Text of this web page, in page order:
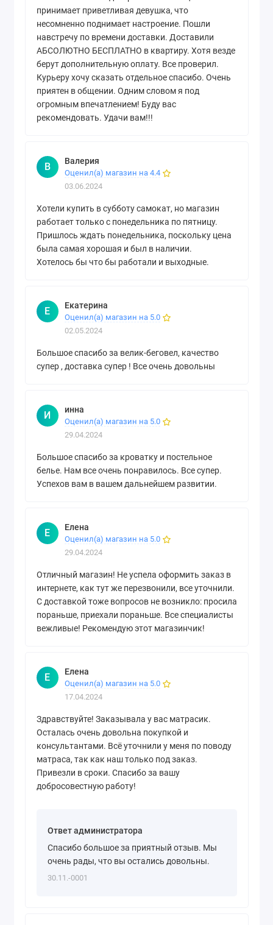
принимает приветливая девушка, что
несомненно поднимает настроение. Пошли
навстречу по времени доставки. Доставили
АБСОЛЮТНО БЕСПЛАТНО в квартиру. Хотя везде
берут дополнительную оплату. Все проверил.
Курьеру хочу сказать отдельное спасибо. Очень
приятен в общении. Одним словом я под
огромным впечатлением! Буду вас
рекомендовать. Удачи вам!!!
В Валерия
Оценил(а) магазин на 4.4
03.06.2024
Хотели купить в субботу самокат, но магазин
работает только с понедельника по пятницу.
Пришлось ждать понедельника, поскольку цена
была самая хорошая и был в наличии.
Хотелось бы что бы работали и выходные.
Е Екатерина
Оценил(а) магазин на 5.0
02.05.2024
Большое спасибо за велик-беговел, качество
супер , доставка супер ! Все очень довольны
И инна
Оценил(а) магазин на 5.0
29.04.2024
Большое спасибо за кроватку и постельное
белье. Нам все очень понравилось. Все супер.
Успехов вам в вашем дальнейшем развитии.
Е Елена
Оценил(а) магазин на 5.0
29.04.2024
Отличный магазин! Не успела оформить заказ в
интернете, как тут же перезвонили, все уточнили.
С доставкой тоже вопросов не возникло: просила
пораньше, приехали пораньше. Все специалисты
вежливые! Рекомендую этот магазинчик!
Е Елена
Оценил(а) магазин на 5.0
17.04.2024
Здравствуйте! Заказывала у вас матрасик.
Осталась очень довольна покупкой и
консультантами. Всё уточнили у меня по поводу
матраса, так как наш только под заказ.
Привезли в сроки. Спасибо за вашу
добросовестную работу!
Ответ администратора
Спасибо большое за приятный отзыв. Мы
очень рады, что вы остались довольны.
30.11.-0001